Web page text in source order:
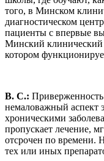
того, в Минском
диагностическом
пациенты с впервые
Минский клинический
котором
В. С.:
немаловажный аспект
хроническими
пропускает лечение,
отсрочен по времени.
тех или иных